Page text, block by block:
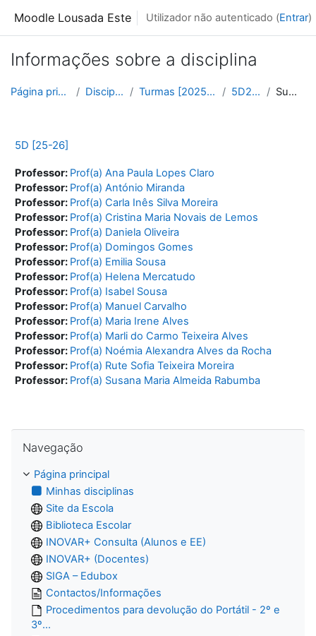
Moodle Lousada Este Utilizador não autenticado (Entrar)
Informações sobre a disciplina
Página principal Disciplinas Turmas [2025/2026] 5D2526 Sumário
5D [25-26]
Professor: Prof(a) Ana Paula Lopes Claro
Professor: Prof(a) António Miranda
Professor: Prof(a) Carla Inês Silva Moreira
Professor: Prof(a) Cristina Maria Novais de Lemos
Professor: Prof(a) Daniela Oliveira
Professor: Prof(a) Domingos Gomes
Professor: Prof(a) Emilia Sousa
Professor: Prof(a) Helena Mercatudo
Professor: Prof(a) Isabel Sousa
Professor: Prof(a) Manuel Carvalho
Professor: Prof(a) Maria Irene Alves
Professor: Prof(a) Marli do Carmo Teixeira Alves
Professor: Prof(a) Noémia Alexandra Alves da Rocha
Professor: Prof(a) Rute Sofia Teixeira Moreira
Professor: Prof(a) Susana Maria Almeida Rabumba
Navegação
Página principal
Minhas disciplinas
Site da Escola
Biblioteca Escolar
INOVAR+ Consulta (Alunos e EE)
INOVAR+ (Docentes)
SIGA – Edubox
Contactos/Informações
Procedimentos para devolução do Portátil - 2º e
3º...